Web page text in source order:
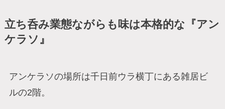
立ち呑み業態ながらも味は本格的な『アン
ケラソ』
アンケラソの場所は千日前ウラ横丁にある雑居ビ
ルの2階。